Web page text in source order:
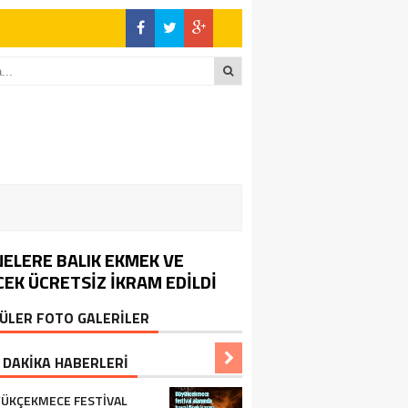
BALIK EKMEK VE
ÜCRETSİZ İKRAM EDİLDİ
FOTO GALERİLER
HABERLERİ
FESTIVAL